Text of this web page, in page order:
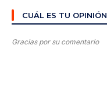
CUÁL ES TU OPINIÓN
Gracias por su comentario